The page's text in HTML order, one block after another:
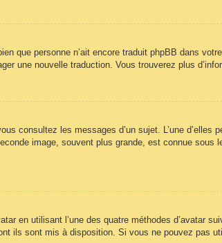
que personne n’ait encore traduit phpBB dans
une nouvelle traduction. Vous trouverez plus
consultez les messages d’un sujet. L’une
image, souvent plus grande, est connue sous
en utilisant l’une des quatre méthodes d’avatar
ils sont mis à disposition. Si vous ne pouvez pas